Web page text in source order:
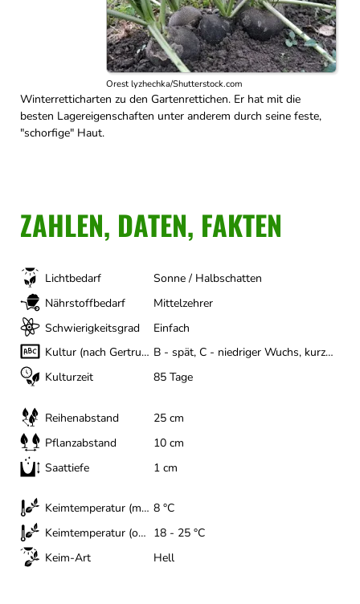
Orest lyzhechka/Shutterstock.com
Winterretticharten zu den Gartenrettichen. Er hat mit die
besten Lagereigenschaften unter anderem durch seine feste,
"schorfige" Haut.
ZAHLEN, DATEN, FAKTEN
Lichtbedarf
Sonne / Halbschatten
Nährstoffbedarf
Mittelzehrer
Schwierigkeitsgrad
Einfach
Kultur (nach Gertrud Franck)
B - spät, C - niedriger Wuchs, kurze Wachstumszeit
Kulturzeit
85 Tage
Reihenabstand
25 cm
Pflanzabstand
10 cm
Saattiefe
1 cm
Keimtemperatur (minimal)
8 °C
Keimtemperatur (optimal)
18 - 25 °C
Keim-Art
Hell